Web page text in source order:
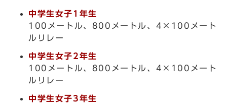
中学生女子1年生
100メートル、800メートル、4×100メート
ルリレー
中学生女子2年生
100メートル、800メートル、4×100メート
ルリレー
中学生女子3年生